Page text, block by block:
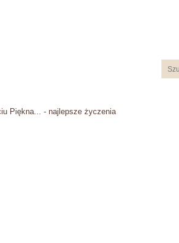
Piękna... - najlepsze życzenia